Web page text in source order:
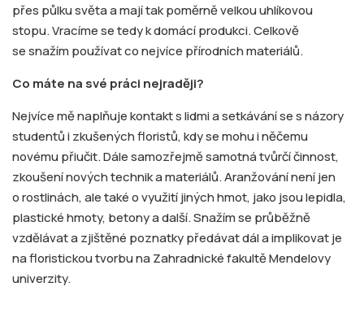
přes půlku světa a mají tak poměrně velkou uhlíkovou
stopu. Vracíme se tedy k domácí produkci. Celkově
se snažím používat co nejvíce přírodních materiálů.
Co máte na své práci nejraději?
Nejvíce mě naplňuje kontakt s lidmi a setkávání se s názory
studentů i zkušených floristů, kdy se mohu i něčemu
novému přiučit. Dále samozřejmě samotná tvůrčí činnost,
zkoušení nových technik a materiálů. Aranžování není jen
o rostlinách, ale také o využití jiných hmot, jako jsou lepidla,
plastické hmoty, betony a další. Snažím se průběžně
vzdělávat a zjištěné poznatky předávat dál a implikovat je
na floristickou tvorbu na Zahradnické fakultě Mendelovy
univerzity.